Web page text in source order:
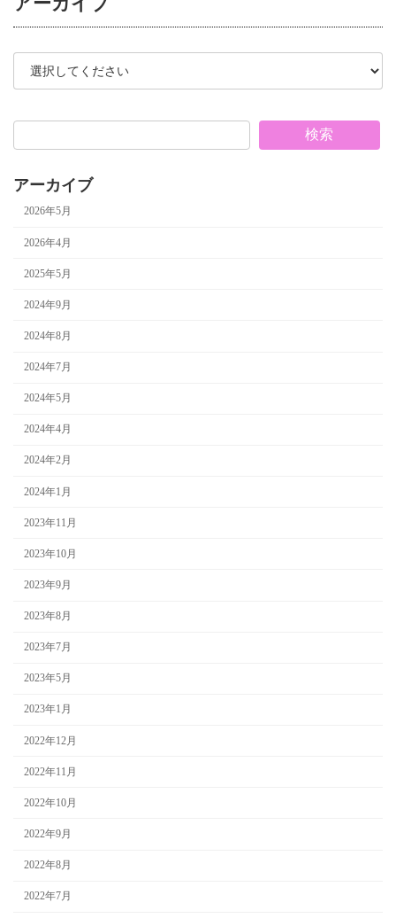
検索
アーカイブ
2026年5月
2026年4月
2025年5月
2024年9月
2024年8月
2024年7月
2024年5月
2024年4月
2024年2月
2024年1月
2023年11月
2023年10月
2023年9月
2023年8月
2023年7月
2023年5月
2023年1月
2022年12月
2022年11月
2022年10月
2022年9月
2022年8月
2022年7月